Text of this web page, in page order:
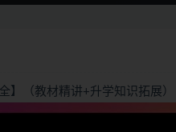
】（教材精讲+升学知识拓展）